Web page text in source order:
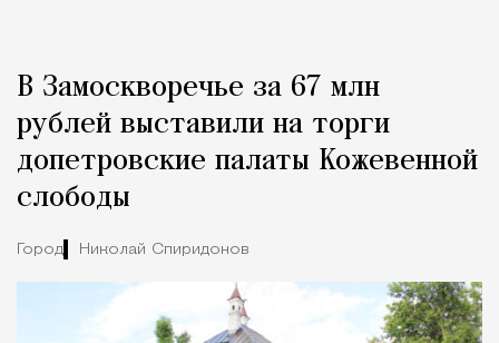
Город
В Замоскворечье за 67 млн
рублей выставили на торги
допетровские палаты Кожевенной
слободы
Город Николай Спиридонов